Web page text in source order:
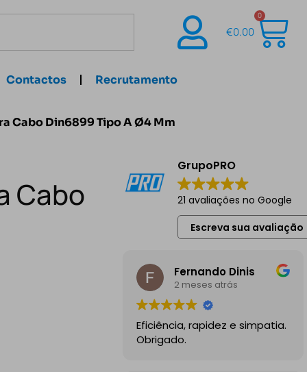
€0.00
0
Contactos Recrutamento
Cabo Din6899 Tipo A Ø4 Mm
Cabo
GrupoPRO
21 avaliações no Google
Escreva sua avaliação
Fernando Dinis
2 meses atrás
Eficiência, rapidez e simpatia.
Obrigado.